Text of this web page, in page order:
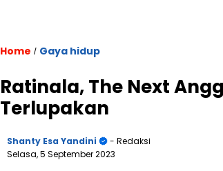
Home / Gaya hidup
Ratinala, The Next
Terlupakan
Shanty Esa Yandini
- Redaksi
Selasa, 5 September 2023